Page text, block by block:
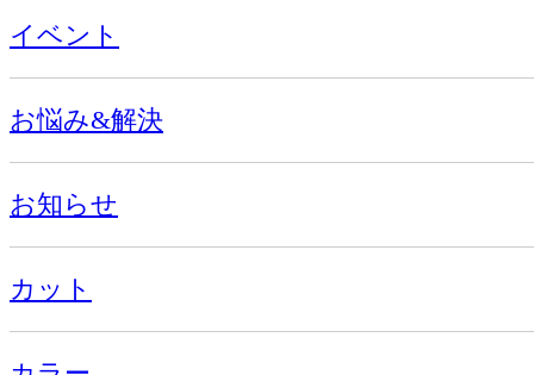
イベント
お悩み&解決
お知らせ
カット